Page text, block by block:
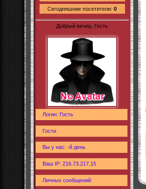
Сегодняшние посетители: 0
Добрый вечер, Гость
Логин: Гость
Гости
Вы у нас: -й день
Ваш IP: 216.73.217.15
Личных сообщений: